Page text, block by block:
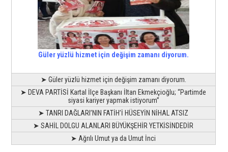
Güler yüzlü hizmet için değişim zamanı diyorum.
➤ Güler yüzlü hizmet için değişim zamanı diyorum.
➤ DEVA PARTİSİ Kartal İlçe Başkanı İltan Ekmekçioğlu; “Partimde
siyasi kariyer yapmak istiyorum”
➤ TANRI DAĞLARI’NIN FATİH’İ HÜSEYİN NİHAL ATSIZ
➤ SAHİL DOLGU ALANLARI BÜYÜKŞEHİR YETKİSİNDEDİR
➤ Ağrılı Umut ya da Umut İnci